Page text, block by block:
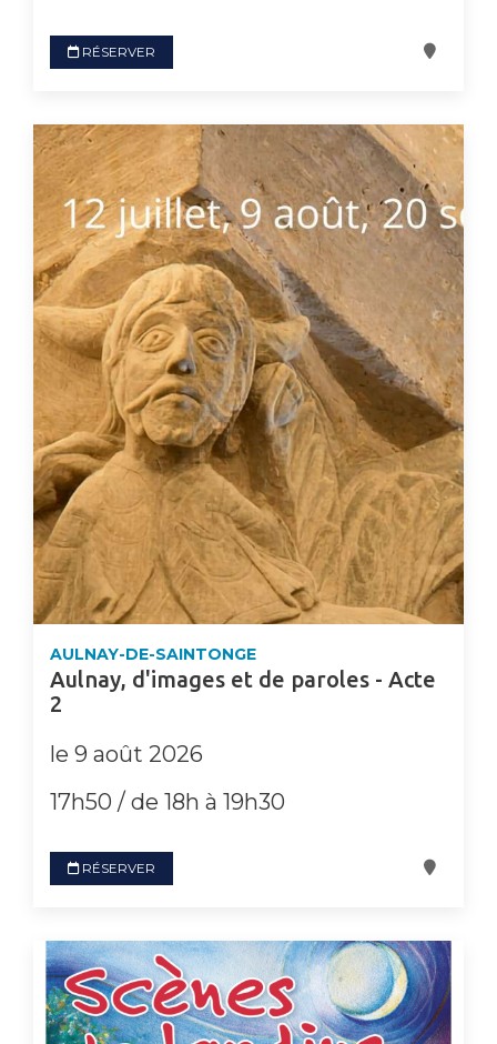
RÉSERVER
AULNAY-DE-SAINTONGE
Aulnay, d'images et de paroles - Acte
2
le 9 août 2026
17h50 / de 18h à 19h30
RÉSERVER